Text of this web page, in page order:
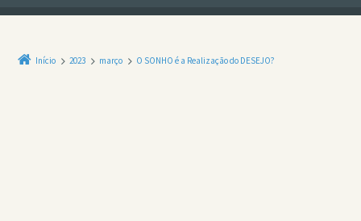
Início 2023 março O SONHO é a Realização do DESEJO?